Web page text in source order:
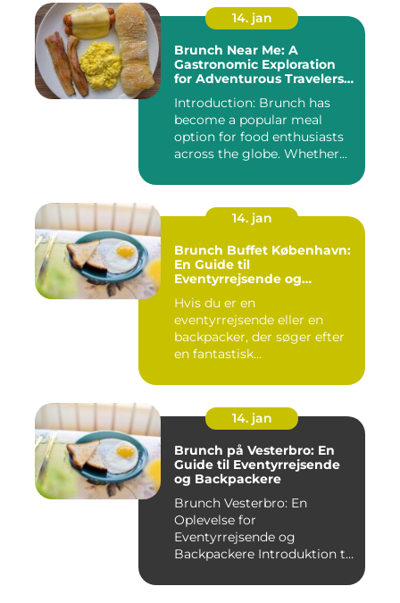
14. jan
Brunch Near Me: A
Gastronomic Exploration
for Adventurous Travelers
Introduction: Brunch has
become a popular meal
option for food enthusiasts
across the globe. Whether...
14. jan
Brunch Buffet København:
En Guide til
Eventyrrejsende og
Hvis du er en
eventyrrejsende eller en
backpacker, der søger efter
en fantastisk
14. jan
Brunch på Vesterbro: En
Guide til Eventyrrejsende
og Backpackere
Brunch Vesterbro: En
Oplevelse for
Eventyrrejsende og
Backpackere Introduktion til